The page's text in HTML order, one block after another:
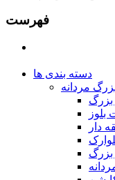
فهرست
دسته بندی ها
مردانه
بزرگ
بلوز
دار
بزرگ